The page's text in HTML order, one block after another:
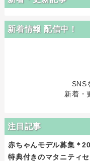
新着情報 配信中！
SNS
新着・
注目記事
赤ちゃんモデル募集＊
特典付きのマタニティ